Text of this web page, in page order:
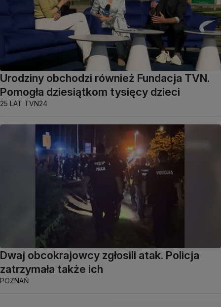
Urodziny obchodzi również Fundacja TVN.
Pomogła dziesiątkom tysięcy dzieci
25 LAT TVN24
Dwaj obcokrajowcy zgłosili atak. Policja
zatrzymała także ich
POZNAŃ